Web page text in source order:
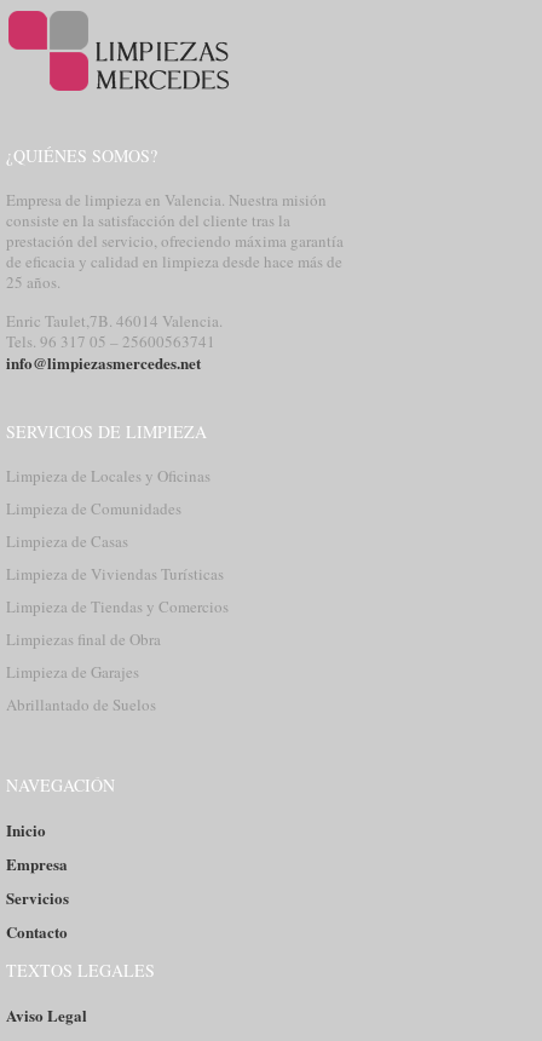
¿QUIÉNES SOMOS?
Empresa de limpieza en Valencia. Nuestra misión
consiste en la satisfacción del cliente tras la
prestación del servicio, ofreciendo máxima garantía
de eficacia y calidad en limpieza desde hace más de
25 años.
Enric Taulet,7B. 46014 Valencia.
Tels. 96 317 05 – 25600563741
info@limpiezasmercedes.net
SERVICIOS DE LIMPIEZA
Limpieza de Locales y Oficinas
Limpieza de Comunidades
Limpieza de Casas
Limpieza de Viviendas Turísticas
Limpieza de Tiendas y Comercios
Limpiezas final de Obra
Limpieza de Garajes
Abrillantado de Suelos
NAVEGACIÓN
Inicio
Empresa
Servicios
Contacto
TEXTOS LEGALES
Aviso Legal